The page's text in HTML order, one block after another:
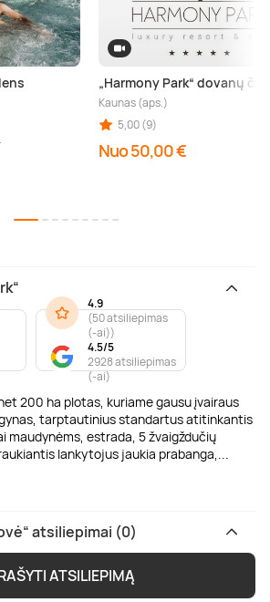
„Harmony Park“ dovanų
Kaunas (aps.)
5,00 (9)
Nuo 50,00 €
net 200 ha plotas, kuriame gausu įvairaus
tarptautinius standartus atitinkantis
maudynėms, estrada, 5 žvaigždučių
lankytojus jaukia prabanga,
4.9
(50 atsiliepimas
(-ai))
4.5/5
2928 atsiliepimas
(-ai)
atsiliepimai (0)
ATSILIEPIMĄ